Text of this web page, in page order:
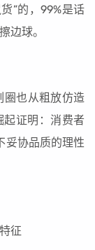
”的，99%是话
边球。
圈也从粗放仿造
起证明：消费者
妥协品质的理性
征